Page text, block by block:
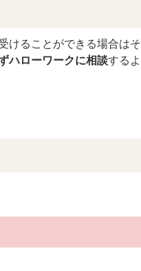
けることができる場合はそ
ハローワークに相談するよ